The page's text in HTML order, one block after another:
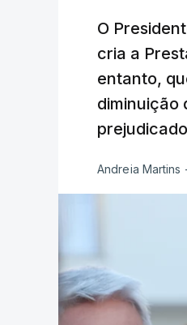
O
cria a
entanto,
diminuição
Andreia Martins